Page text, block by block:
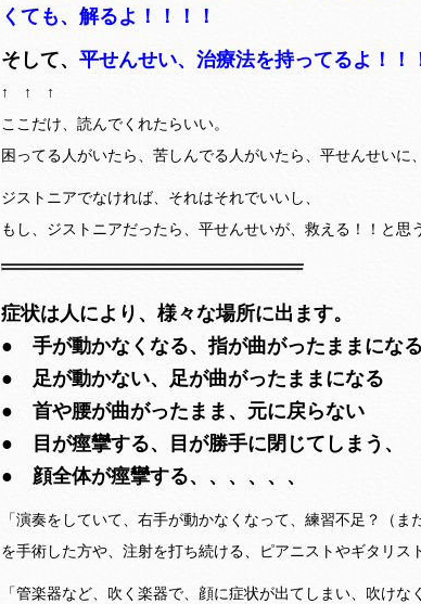
くても、解るよ！！！！
そして、 平せんせい、治療法を持ってるよ！！
↑ ↑ ↑
ここだけ、読んでくれたらいい。
困ってる人がいたら、苦しんでる人がいたら、平せんせいに
ジストニアでなければ、それはそれでいいし、
もし、ジストニアだったら、平せんせいが、救える！！と思
症状は人により、様々な場所に出ます。
● 手が動かなくなる、指が曲がったままになる
● 足が動かない、足が曲がったままになる
● 首や腰が曲がったまま、元に戻らない
● 目が痙攣する、目が勝手に閉じてしまう、
● 顔全体が痙攣する、、、、、、
「演奏をしていて、右手が動かなくなって、練習不足？（
を手術した方や、注射を打ち続ける、ピアニストやギタリス
「管楽器など、吹く楽器で、顔に症状が出てしまい、吹けな